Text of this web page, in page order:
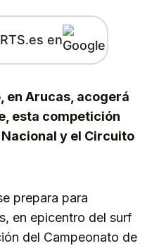
en
en Arucas, acogerá
esta competición
y el Circuito
prepara para
en epicentro del surf
del Campeonato de